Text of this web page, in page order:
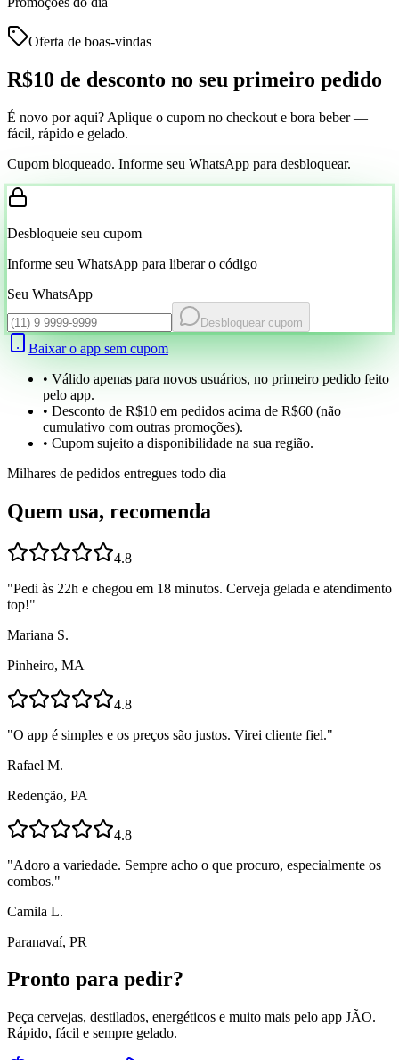
Oferta de boas-vindas
R$10 de desconto no seu primeiro pedido
É novo por aqui? Aplique o cupom no checkout e bora beber —
fácil, rápido e gelado.
Cupom bloqueado. Informe seu WhatsApp para desbloquear.
Desbloqueie seu cupom
Informe seu WhatsApp para liberar o código
Seu WhatsApp
Desbloquear cupom
Baixar o app sem cupom
• Válido apenas para novos usuários, no primeiro pedido feito
pelo app.
• Desconto de R$10 em pedidos acima de R$60 (não
cumulativo com outras promoções).
• Cupom sujeito a disponibilidade na sua região.
Milhares de pedidos entregues todo dia
Quem usa, recomenda
4.8
"Pedi às 22h e chegou em 18 minutos. Cerveja gelada e atendimento
top!"
Mariana S.
Pinheiro, MA
4.8
"O app é simples e os preços são justos. Virei cliente fiel."
Rafael M.
Redenção, PA
4.8
"Adoro a variedade. Sempre acho o que procuro, especialmente os
combos."
Camila L.
Paranavaí, PR
Pronto para pedir?
Peça cervejas, destilados, energéticos e muito mais pelo app JÃO.
Rápido, fácil e sempre gelado.